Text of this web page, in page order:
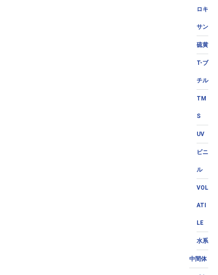
ロキ
サン
硫黄
T-ブ
チル
TM
S
UV
ビニ
ル
VOL
ATI
LE
水系
中間体